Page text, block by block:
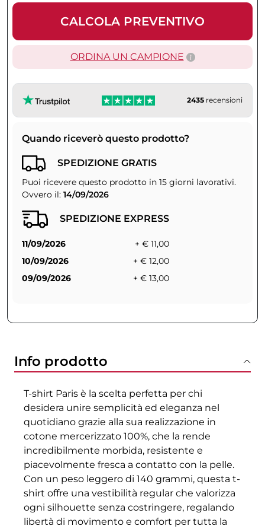
CALCOLA PREVENTIVO
ORDINA UN CAMPIONE
2435 recensioni
Quando riceverò questo prodotto?
SPEDIZIONE GRATIS
Puoi ricevere questo prodotto in 15 giorni lavorativi.
Ovvero il: 14/09/2026
SPEDIZIONE EXPRESS
11/09/2026
+ € 11,00
10/09/2026
+ € 12,00
09/09/2026
+ € 13,00
Info prodotto
T-shirt Paris è la scelta perfetta per chi
desidera unire semplicità ed eleganza nel
quotidiano grazie alla sua realizzazione in
cotone mercerizzato 100%, che la rende
incredibilmente morbida, resistente e
piacevolmente fresca a contatto con la pelle.
Con un peso leggero di 140 grammi, questa t-
shirt offre una vestibilità regular che valorizza
ogni silhouette senza costringere, regalando
libertà di movimento e comfort per tutta la